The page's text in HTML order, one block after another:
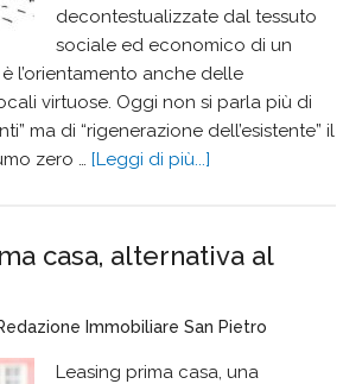
decontestualizzate dal tessuto
sociale ed economico di un
l’orientamento anche delle
virtuose. Oggi non si parla più di
ma di “rigenerazione dell’esistente” il
zero …[Leggi di più...]
casa, alternativa al
Immobiliare San Pietro
Leasing prima casa, una